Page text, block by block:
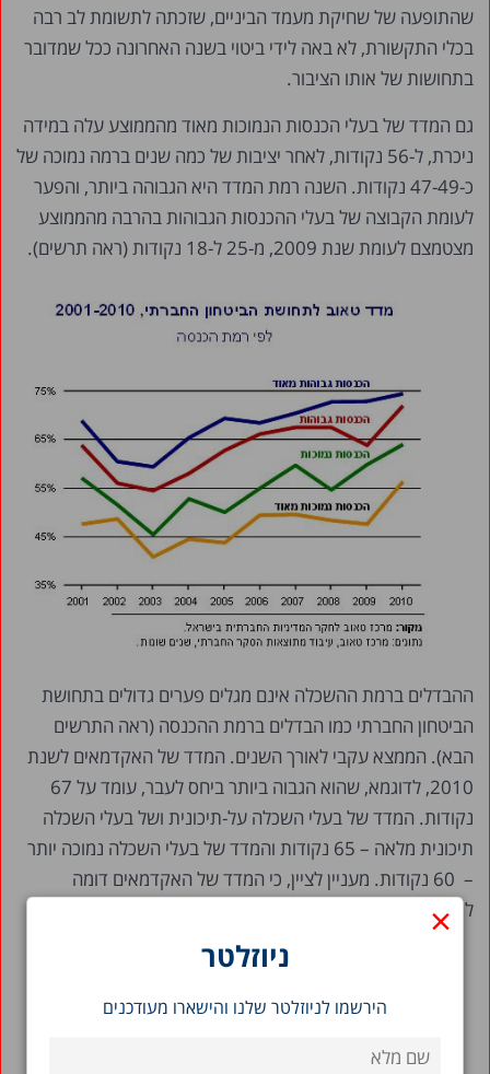
×
ניוזלטר
הירשמו לניוזלטר שלנו והישארו מעודכנים
שהתופעה של שחיקת מעמד הביניים, שזכתה לתשומת לב רבה
בכלי התקשורת, לא באה לידי ביטוי בשנה האחרונה ככל שמדובר
בתחושות של אותו הציבור.
גם המדד של בעלי הכנסות הנמוכות מאוד מהממוצע עלה במידה
ניכרת, ל-56 נקודות, לאחר יציבות של כמה שנים ברמה נמוכה של
כ-47-49 נקודות. השנה רמת המדד היא הגבוהה ביותר, והפער
לעומת הקבוצה של בעלי ההכנסות הגבוהות בהרבה מהממוצע
מצטמצם לעומת שנת 2009, מ-25 ל-18 נקודות (ראה תרשים).
ההבדלים ברמת ההשכלה אינם מגלים פערים גדולים בתחושת
הביטחון החברתי כמו הבדלים ברמת ההכנסה (ראה התרשים
הבא). הממצא עקבי לאורך השנים. המדד של האקדמאים לשנת
2010, לדוגמא, שהוא הגבוה ביותר ביחס לעבר, עומד על 67
נקודות. המדד של בעלי השכלה על-תיכונית ושל בעלי השכלה
תיכונית מלאה – 65 נקודות והמדד של בעלי השכלה נמוכה יותר
– 60 נקודות. מעניין לציין, כי המדד של האקדמאים דומה
לממוצע הכללי של האוכלוסייה – 65.6.